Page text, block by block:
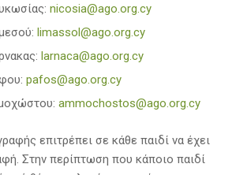
nicosia@ago.org.cy
limassol@ago.org.cy
larnaca@ago.org.cy
pafos@ago.org.cy
ammochostos@ago.org.cy
επιτρέπει σε κάθε παιδί να έχει
Στην περίπτωση που κάποιο παιδί